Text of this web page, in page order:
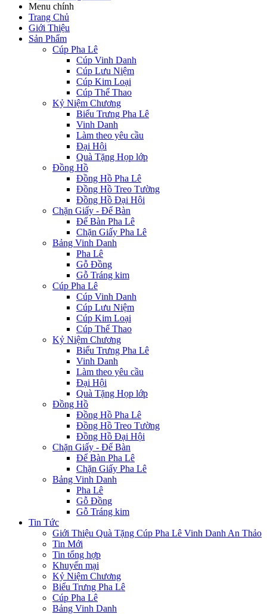
Menu chính
Trang Chủ
Giới Thiệu
Sản Phẩm
Cúp Pha Lê
Cúp Vinh Danh
Cúp Lưu Niệm
Cúp Kim Loại
Cúp Thể Thao
Kỷ Niệm Chương
Biểu Trưng Pha Lê
Vinh Danh
Làm theo yêu cầu
Đại Hội
Quà Tặng Họp lớp
Đồng Hồ
Đồng Hồ Pha Lê
Đồng Hồ Treo Tường
Đồng Hồ Đại Hội
Chặn Giấy - Để Bàn
Để Bàn Pha Lê
Chặn Giấy Pha Lê
Bảng Vinh Danh
Pha Lê
Gỗ Đồng
Gỗ Tráng kim
Cúp Pha Lê
Cúp Vinh Danh
Cúp Lưu Niệm
Cúp Kim Loại
Cúp Thể Thao
Kỷ Niệm Chương
Biểu Trưng Pha Lê
Vinh Danh
Làm theo yêu cầu
Đại Hội
Quà Tặng Họp lớp
Đồng Hồ
Đồng Hồ Pha Lê
Đồng Hồ Treo Tường
Đồng Hồ Đại Hội
Chặn Giấy - Để Bàn
Để Bàn Pha Lê
Chặn Giấy Pha Lê
Bảng Vinh Danh
Pha Lê
Gỗ Đồng
Gỗ Tráng kim
Tin Tức
Giới Thiệu Quà Tặng Cúp Pha Lê Vinh Danh An Thảo
Tin Mới
Tin tổng hợp
Khuyến mại
Kỷ Niệm Chương
Biểu Trưng Pha Lê
Cúp Pha Lê
Bảng Vinh Danh